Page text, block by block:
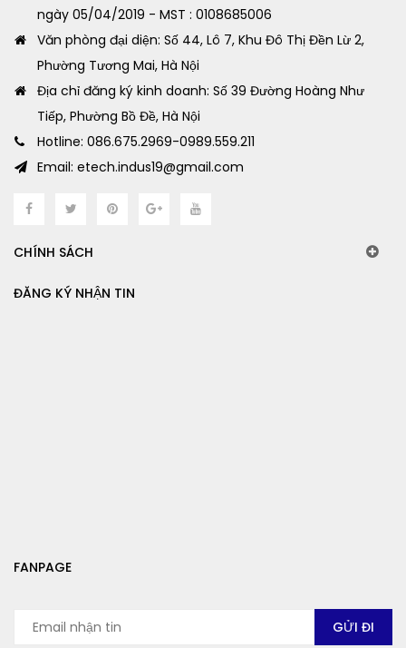
ngày 05/04/2019 - MST : 0108685006
Văn phòng đại diện: Số 44, Lô 7, Khu Đô Thị Đền Lừ 2,
Phường Tương Mai, Hà Nội
Địa chỉ đăng ký kinh doanh: Số 39 Đường Hoàng Như
Tiếp, Phường Bồ Đề, Hà Nội
Hotline: 086.675.2969-0989.559.211
Email: etech.indus19@gmail.com
CHÍNH SÁCH
ĐĂNG KÝ NHẬN TIN
FANPAGE